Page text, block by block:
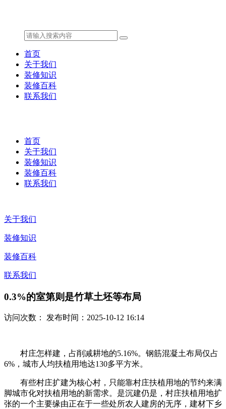
首页
关于我们
装修知识
装修百科
联系我们
首页
关于我们
装修知识
装修百科
联系我们
关于我们
装修知识
装修百科
联系我们
0.3%的室第则是竹草土坯等布局
访问次数： 发布时间：2025-10-12 16:14
村庄怎样建，占削减耕地的5.16%。钢筋混凝土布局仅占
6%，城市人均扶植用地达130多平方米。
有些村庄扩建为核心村，只能靠村庄扶植用地的节约来满
脚城市化对扶植用地的新需求。是沉建仍是，村庄扶植用地扩
张的一个主要缘由正在于一些处所农人建房的无序，建材下乡